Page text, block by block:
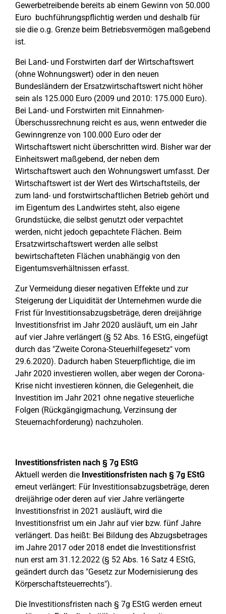
Gewerbetreibende bereits ab einem Gewinn von 50.000
Euro buchführungspflichtig werden und deshalb für
sie die o.g. Grenze beim Betriebsvermögen maßgebend
ist.
Bei Land- und Forstwirten darf der Wirtschaftswert
(ohne Wohnungswert) oder in den neuen
Bundesländern der Ersatzwirtschaftswert nicht höher
sein als 125.000 Euro (2009 und 2010: 175.000 Euro).
Bei Land- und Forstwirten mit Einnahmen-
Überschussrechnung reicht es aus, wenn entweder die
Gewinngrenze von 100.000 Euro oder der
Wirtschaftswert nicht überschritten wird. Bisher war der
Einheitswert maßgebend, der neben dem
Wirtschaftswert auch den Wohnungswert umfasst. Der
Wirtschaftswert ist der Wert des Wirtschaftsteils, der
zum land- und forstwirtschaftlichen Betrieb gehört und
im Eigentum des Landwirtes steht, also eigene
Grundstücke, die selbst genutzt oder verpachtet
werden, nicht jedoch gepachtete Flächen. Beim
Ersatzwirtschaftswert werden alle selbst
bewirtschafteten Flächen unabhängig von den
Eigentumsverhältnissen erfasst.
Zur Vermeidung dieser negativen Effekte und zur
Steigerung der Liquidität der Unternehmen wurde die
Frist für Investitionsabzugsbeträge, deren dreijährige
Investitionsfrist im Jahr 2020 ausläuft, um ein Jahr
auf vier Jahre verlängert (§ 52 Abs. 16 EStG, eingefügt
durch das "Zweite Corona-Steuerhilfegesetz" vom
29.6.2020). Dadurch haben Steuerpflichtige, die im
Jahr 2020 investieren wollen, aber wegen der Corona-
Krise nicht investieren können, die Gelegenheit, die
Investition im Jahr 2021 ohne negative steuerliche
Folgen (Rückgängigmachung, Verzinsung der
Steuernachforderung) nachzuholen.
Investitionsfristen nach § 7g EStG
Aktuell werden die Investitionsfristen nach § 7g EStG
erneut verlängert: Für Investitionsabzugsbeträge, deren
dreijährige oder deren auf vier Jahre verlängerte
Investitionsfrist in 2021 ausläuft, wird die
Investitionsfrist um ein Jahr auf vier bzw. fünf Jahre
verlängert. Das heißt: Bei Bildung des Abzugsbetrages
im Jahre 2017 oder 2018 endet die Investitionsfrist
nun erst am 31.12.2022 (§ 52 Abs. 16 Satz 4 EStG,
geändert durch das "Gesetz zur Modernisierung des
Körperschaftsteuerrechts").
Die Investitionsfristen nach § 7g EStG werden erneut